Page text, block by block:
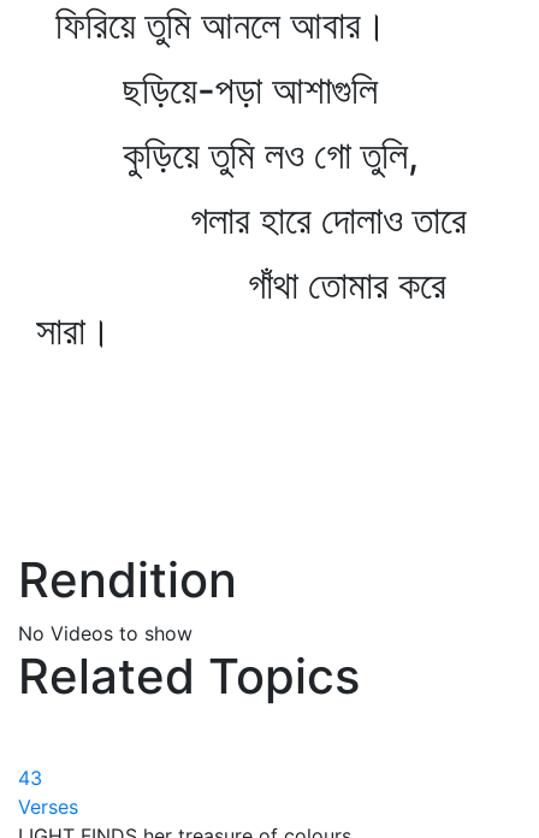
ফিরিয়ে তুমি আনলে আবার।
ছড়িয়ে-পড়া আশাগুলি
কুড়িয়ে তুমি লও গো তুলি,
গলার হারে দোলাও তারে
গাঁথা তোমার করে
সারা।
Rendition
No Videos to show
Related Topics
43
Verses